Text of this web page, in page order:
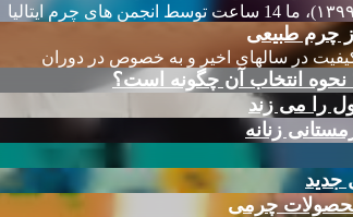
چرم طبیعی
در سالهای اخیر و به خصوص در دوران
را می زند
چرمی